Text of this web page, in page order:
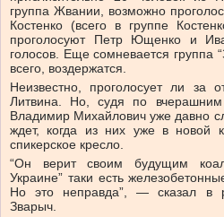
группа Жвании, возможно
Костенко (всего в группе
проголосуют Петр Ющенко и
голосов. Еще сомневается группа
всего, воздержатся.
Неизвестно, проголосует ли за
Литвина. Но, судя по
Владимир Михайлович уже давно
ждет, когда из них уже в новой
спикерское кресло.
“Он верит своим будущим
Украине” таки есть
Но это неправда”, — сказал в
Зварыч.